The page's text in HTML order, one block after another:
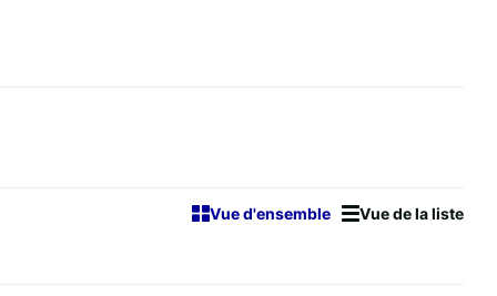
Vue d'ensemble Vue de la liste